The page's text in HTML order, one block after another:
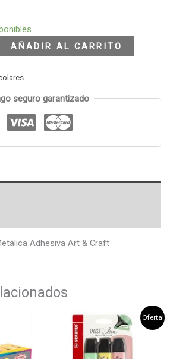
AÑADIR AL CARRITO
seguro garantizado
Adhesiva Art & Craft
¡Oferta!
El
precio
original
era:
$3.290.
actual
es:
$2.990.